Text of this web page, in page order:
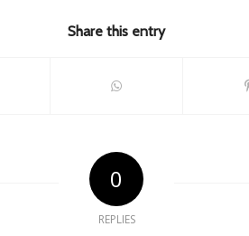
Share this entry
0
REPLIES